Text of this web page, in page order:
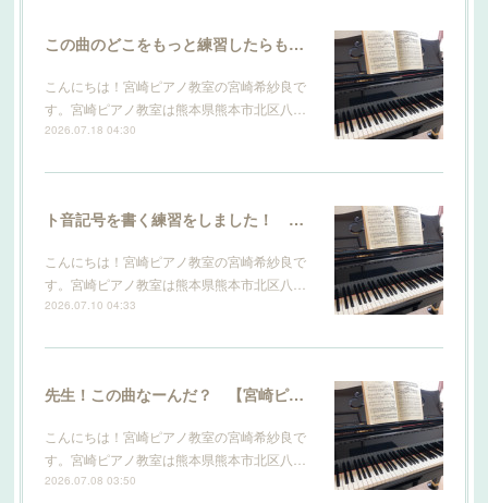
この曲のどこをもっと練習したらもっと上手になりますか？ 【宮崎ピアノ教室】
こんにちは！宮崎ピアノ教室の宮崎希紗良で
す。宮崎ピアノ教室は熊本県熊本市北区八…
2026.07.18 04:30
ト音記号を書く練習をしました！ 【宮崎ピアノ教室】
こんにちは！宮崎ピアノ教室の宮崎希紗良で
す。宮崎ピアノ教室は熊本県熊本市北区八…
2026.07.10 04:33
先生！この曲なーんだ？ 【宮崎ピアノ教室】
こんにちは！宮崎ピアノ教室の宮崎希紗良で
す。宮崎ピアノ教室は熊本県熊本市北区八…
2026.07.08 03:50